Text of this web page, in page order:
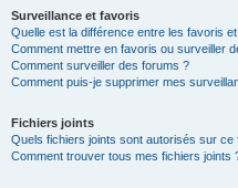
Surveillance et favoris
Quelle est la différence entre les favoris
Comment mettre en favoris ou surveiller
Comment surveiller des forums ?
Comment puis-je supprimer mes
Fichiers joints
Quels fichiers joints sont autorisés sur ce
Comment trouver tous mes fichiers joints